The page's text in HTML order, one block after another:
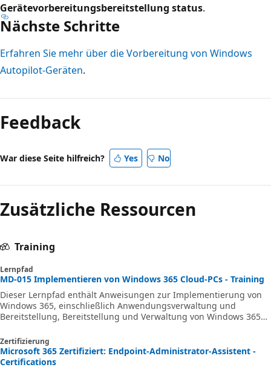
Gerätevorbereitungsbereitstellung status.
Nächste Schritte
Erfahren Sie mehr über die Vorbereitung von Windows
Autopilot-Geräten.
deaktiviert
Feedback
War diese Seite hilfreich? Yes No
Zusätzliche Ressourcen
Training
Lernpfad
MD-015 Implementieren von Windows 365 Cloud-PCs - Training
Dieser Lernpfad enthält Anweisungen zur Implementierung von
Windows 365, einschließlich Anwendungsverwaltung und
Bereitstellung, Bereitstellung und Verwaltung von Windows 365
Zertifizierung
Microsoft 365 Zertifiziert: Endpoint-Administrator-Assistent -
Certifications